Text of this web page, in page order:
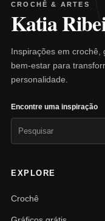
CROCHÊ & ARTES
Katia
Inspirações em crochê,
bem-estar para
personalidade.
Encontre uma inspiração
EXPLORE
Crochê